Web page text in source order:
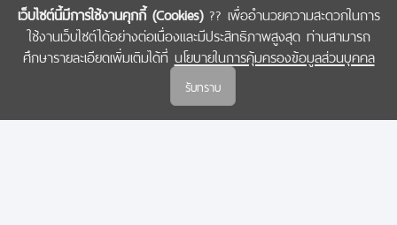
เว็บไซต์นี้มีการใช้งานคุกกี้ (Cookies)?? เพื่ออำนวยความสะดวกในการ
ใช้งานเว็บไซต์ได้อย่างต่อเนื่องและมีประสิทธิภาพสูงสุด ท่านสามารถ
ศึกษารายละเอียดเพิ่มเติมได้ที่ นโยบายในการคุ้มครองข้อมูลส่วนบุคคล
รับทราบ
COPYRIGHT © 2022 สำนักงานคณะกรรมการส่งเสริมวิทยาศาสตร์ วิจัยและนวัตกรรม
(สกสว.)
นโยบายในการคุ้มครองข้อมูลส่วนบุคคล